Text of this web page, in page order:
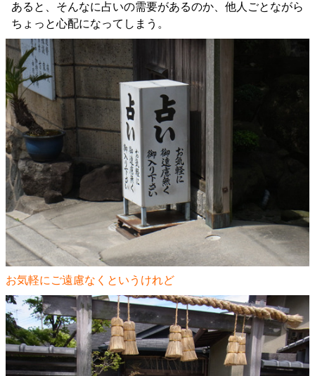
あると、そんなに占いの需要があるのか、他人ごとながら
ちょっと心配になってしまう。
お気軽にご遠慮なくというけれど